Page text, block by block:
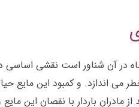
حیاتی کیسه ی آب که جنین ۹ ماه در آن
می اندازد. و کمبود این